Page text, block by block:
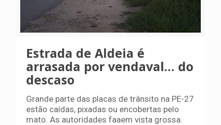
Estrada de Aldeia é
arrasada por vendaval… do
descaso
Grande parte das placas de trânsito na PE-27
estão caídas, pixadas ou encobertas pelo
mato. As autoridades faaem vista grossa.